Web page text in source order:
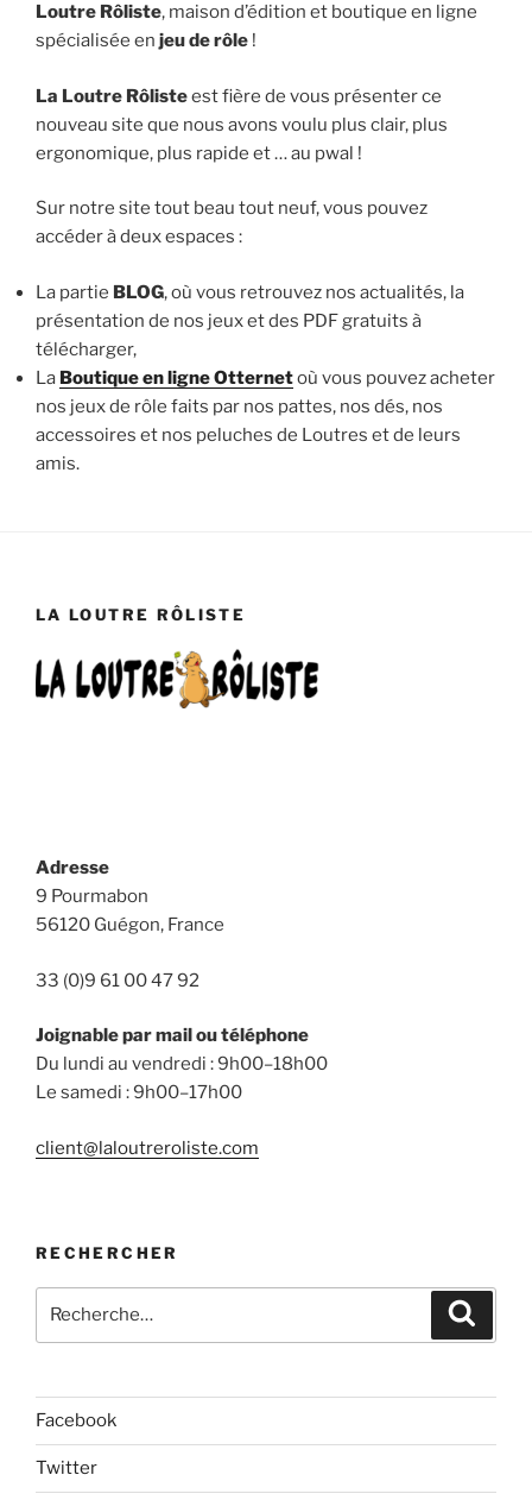
Loutre Rôliste, maison d’édition et boutique en ligne
spécialisée en jeu de rôle !
La Loutre Rôlisteest fière de vous présenter ce
nouveau site que nous avons voulu plus clair, plus
ergonomique, plus rapide et … au pwal !
Sur notre site tout beau tout neuf, vous pouvez
accéder à deux espaces :
La partie BLOG, où vous retrouvez nos actualités, la
présentation de nos jeux et des PDF gratuits à
télécharger,
La Boutique en ligne Otternetoù vous pouvez acheter
nos jeux de rôle faits par nos pattes, nos dés, nos
accessoires et nos peluches de Loutres et de leurs
amis.
LA LOUTRE RÔLISTE
Adresse
9 Pourmabon
56120 Guégon, France
33 (0)9 61 00 47 92
Joignable par mail ou téléphone
Du lundi au vendredi : 9h00–18h00
Le samedi : 9h00–17h00
client@laloutreroliste.com
RECHERCHER
Recherche
Facebook
Twitter